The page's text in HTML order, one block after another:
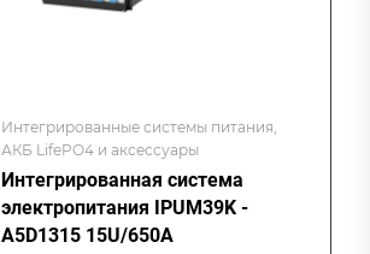
Интегрированные системы питания,
АКБ LifePO4 и аксессуары
Интегрированная система
электропитания IPUM39K -
A5D1315 15U/650A